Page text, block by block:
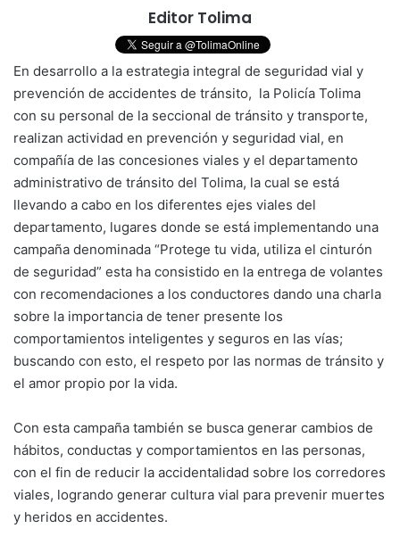
Editor Tolima
En desarrollo a la estrategia integral de seguridad vial y
prevención de accidentes de tránsito, la Policía Tolima
con su personal de la seccional de tránsito y transporte,
realizan actividad en prevención y seguridad vial, en
compañía de las concesiones viales y el departamento
administrativo de tránsito del Tolima, la cual se está
llevando a cabo en los diferentes ejes viales del
departamento, lugares donde se está implementando una
campaña denominada “Protege tu vida, utiliza el cinturón
de seguridad” esta ha consistido en la entrega de volantes
con recomendaciones a los conductores dando una charla
sobre la importancia de tener presente los
comportamientos inteligentes y seguros en las vías;
buscando con esto, el respeto por las normas de tránsito y
el amor propio por la vida.
Con esta campaña también se busca generar cambios de
hábitos, conductas y comportamientos en las personas,
con el fin de reducir la accidentalidad sobre los corredores
viales, logrando generar cultura vial para prevenir muertes
y heridos en accidentes.